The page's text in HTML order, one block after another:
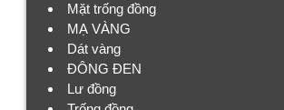
Mặt trống đồng
MẠ VÀNG
Dát vàng
ĐÔNG ĐEN
Lư đồng